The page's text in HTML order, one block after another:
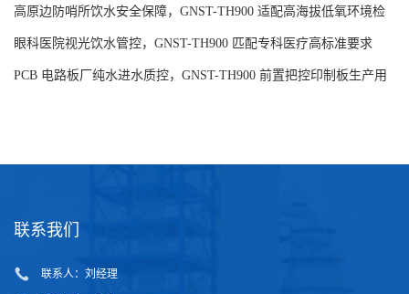
高原边防哨所饮水安全保障，GNST-TH900 适配高海拔低氧环境检
测
眼科医院视光饮水管控，GNST-TH900 匹配专科医疗高标准要求
PCB 电路板厂纯水进水质控，GNST-TH900 前置把控印制板生产用
联系我们
联系人：刘经理